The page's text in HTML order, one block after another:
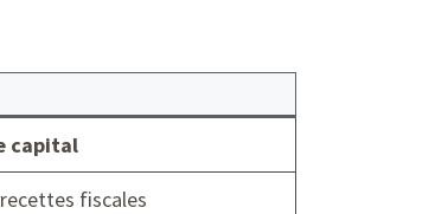
capital
fiscales